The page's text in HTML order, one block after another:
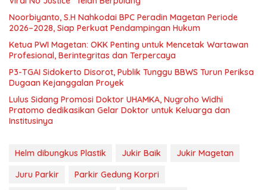
Noorbiyanto, S.H Nahkodai BPC Peradin Magetan Periode
2026–2028, Siap Perkuat Pendampingan Hukum
Ketua PWI Magetan: OKK Penting untuk Mencetak Wartawan
Profesional, Berintegritas dan Terpercaya
P3-TGAI Sidokerto Disorot, Publik Tunggu BBWS Turun Periksa
Dugaan Kejanggalan Proyek
Lulus Sidang Promosi Doktor UHAMKA, Nugroho Widhi
Pratomo dedikasikan Gelar Doktor untuk Keluarga dan
Institusinya
Helm dibungkus Plastik Jukir Baik
Jukir Magetan
Juru Parkir
Parkir Gedung Korpri